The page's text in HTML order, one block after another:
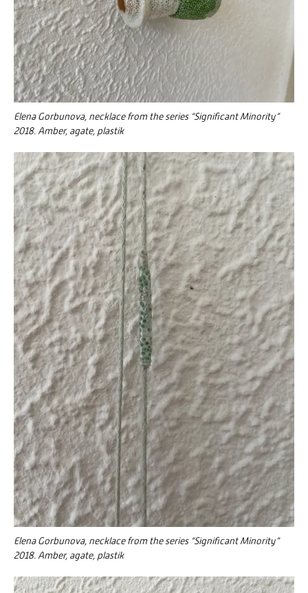
Elena Gorbunova, necklace from the series “Significant Minority”
2018. Amber, agate, plastik
Elena Gorbunova, necklace from the series “Significant Minority”
2018. Amber, agate, plastik